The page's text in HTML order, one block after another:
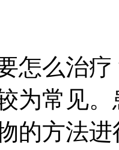
怎么治
为常见
的方法